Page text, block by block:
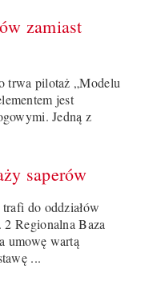
zamiast
trwa pilotaż „Modelu
jest
Jedną z
saperów
do oddziałów
Regionalna Baza
umowę wartą
...